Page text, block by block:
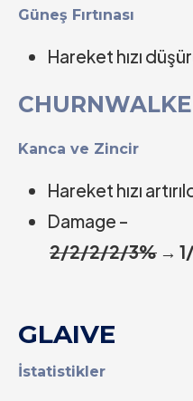
Güneş Fırtınası
Hareket hızı
Kanca ve Zincir
Hareket hızı
Damage –
2/2/2/2/3% →
GLAIVE
İstatistikler